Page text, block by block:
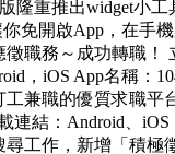
隆重推出widget小
免開啟App，在手
職務～成功轉職！
，iOS App名稱：
兼職的優質求職平
連結：Android、
尋工作，新增「積極